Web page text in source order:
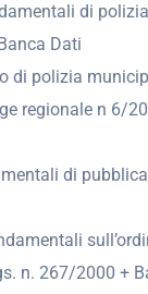
di
Dati
di polizia
regionale n 6/
di
n. 267/2000 +